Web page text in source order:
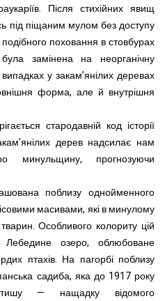
Після стихійних явищ
під піщаним мулом без доступу
поховання в стовбурах
замінена на неорганічну
у закам’янілих деревах
форма, але й внутрішня
стародавній код історії
дерев надсилає нам
минульщину, прогнозуючи
поблизу однойменного
масивами, які в минулому
Особливого колориту цій
Лебедине озеро, облюбоване
птахів. На пагорбі поблизу
садиба, яка до 1917 року
— нащадку відомого